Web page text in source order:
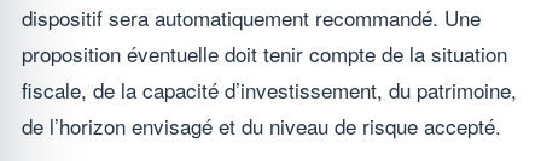
dispositif sera automatiquement recommandé. Une
proposition éventuelle doit tenir compte de la situation
fiscale, de la capacité d’investissement, du patrimoine,
de l’horizon envisagé et du niveau de risque accepté.